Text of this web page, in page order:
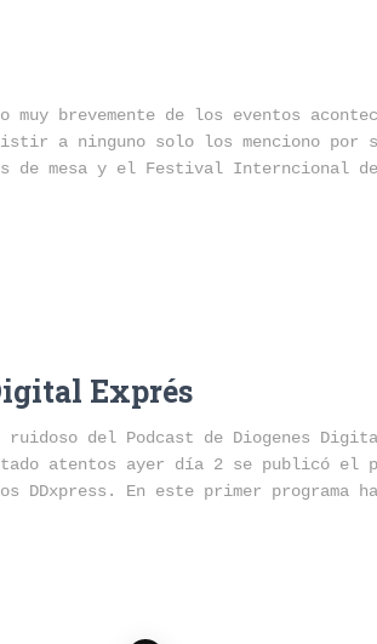
muy brevemente de los eventos
a ninguno solo los menciono por
de mesa y el Festival Interncional
Exprés
del Podcast de Diogenes
atentos ayer día 2 se publicó el
DDxpress. En este primer programa